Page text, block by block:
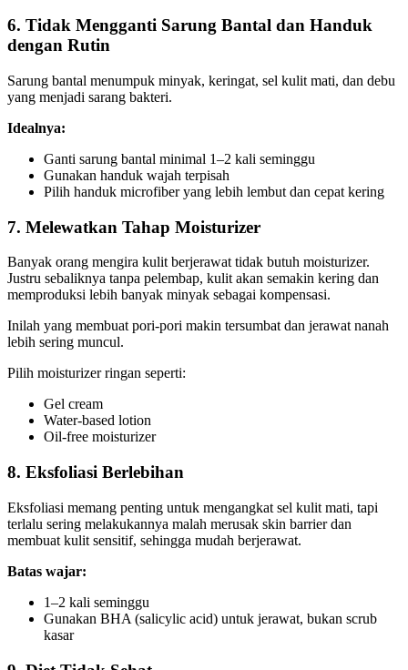
6. Tidak Mengganti Sarung Bantal dan Handuk
dengan Rutin
Sarung bantal menumpuk minyak, keringat, sel kulit mati, dan debu
yang menjadi sarang bakteri.
Idealnya:
Ganti sarung bantal minimal 1–2 kali seminggu
Gunakan handuk wajah terpisah
Pilih handuk microfiber yang lebih lembut dan cepat kering
7. Melewatkan Tahap Moisturizer
Banyak orang mengira kulit berjerawat tidak butuh moisturizer.
Justru sebaliknya tanpa pelembap, kulit akan semakin kering dan
memproduksi lebih banyak minyak sebagai kompensasi.
Inilah yang membuat pori-pori makin tersumbat dan jerawat nanah
lebih sering muncul.
Pilih moisturizer ringan seperti:
Gel cream
Water-based lotion
Oil-free moisturizer
8. Eksfoliasi Berlebihan
Eksfoliasi memang penting untuk mengangkat sel kulit mati, tapi
terlalu sering melakukannya malah merusak skin barrier dan
membuat kulit sensitif, sehingga mudah berjerawat.
Batas wajar:
1–2 kali seminggu
Gunakan BHA (salicylic acid) untuk jerawat, bukan scrub
kasar